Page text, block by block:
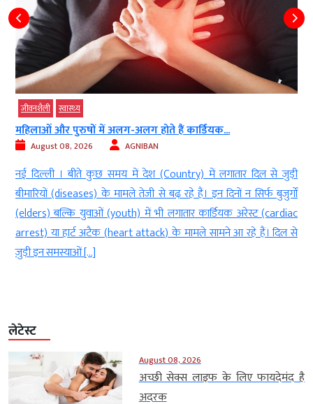
जीवनशैली स्‍वास्‍थ्‍य
महिलाओं और पुरुषों में अलग-अलग होते हैं कार्डियक...
August 08, 2026 AGNIBAN
नई दिल्‍ली । बीते कुछ समय में देश (Country) में लगातार दिल से जुड़ी
बीमारियों (diseases) के मामले तेजी से बढ़ रहे हैं। इन दिनों न सिर्फ बुजुर्गों
(elders) बल्कि युवाओं (youth) में भी लगातार कार्डियक अरेस्ट (cardiac
arrest) या हार्ट अटैक (heart attack) के मामले सामने आ रहे हैं। दिल से
जुड़ी इन समस्याओं […]
लेटेस्ट
August 08, 2026
अच्छी सेक्स लाइफ के लिए फायदेमंद है
अदरक